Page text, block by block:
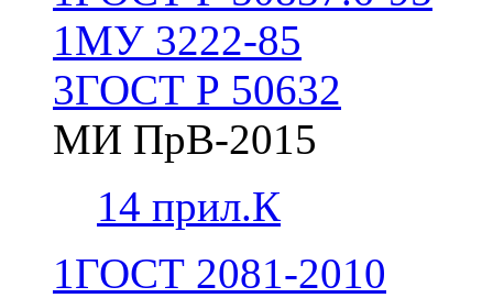
1МУ 3222-85
3ГОСТ Р 50632
МИ ПрВ-2015
14 прил.К
1ГОСТ 2081-2010